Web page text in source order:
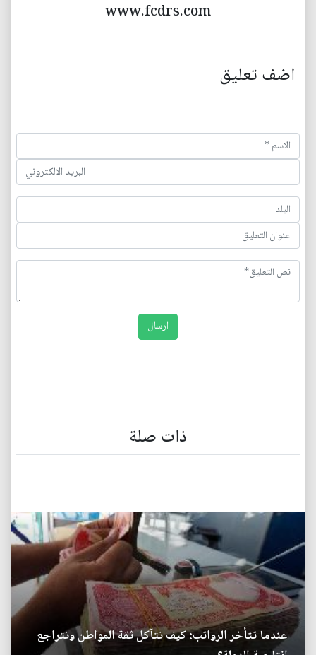
www.fcdrs.com
اضف تعليق
ذات صلة
عندما تتأخر الرواتب: كيف تتآكل ثقة المواطن وتتراجع